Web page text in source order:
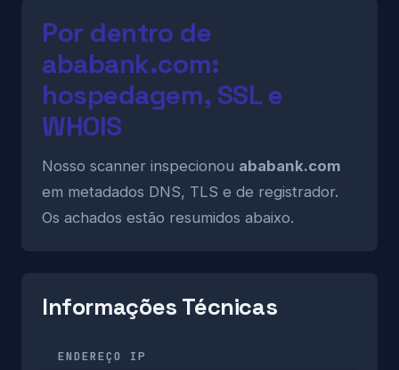
Por dentro de
ababank.com:
hospedagem, SSL e
WHOIS
Nosso scanner inspecionou ababank.com
em metadados DNS, TLS e de registrador.
Os achados estão resumidos abaixo.
Informações Técnicas
ENDEREÇO IP